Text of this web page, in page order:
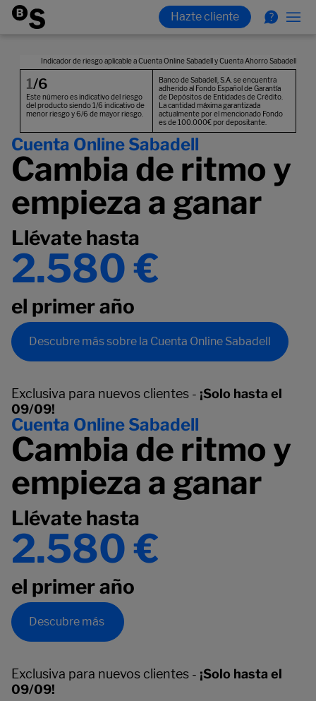
Cuenta Online Sabadell
Cambia de ritmo y
empieza a ganar
Llévate hasta
2.580 €
el primer año
Descubre más sobre la Cuenta Online Sabadell
Exclusiva para nuevos clientes - ¡Solo hasta el
09/09!
Cuenta Online Sabadell
Cambia de ritmo y
empieza a ganar
Llévate hasta
2.580 €
el primer año
Descubre más
Exclusiva para nuevos clientes - ¡Solo hasta el
09/09!